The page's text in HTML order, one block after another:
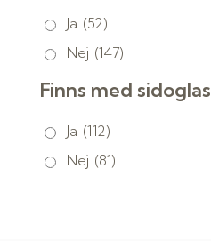
Ja (52)
Nej (147)
Finns med sidoglas
Ja (112)
Nej (81)